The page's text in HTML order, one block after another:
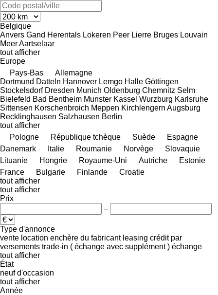
Belgique
Anvers Gand Herentals Lokeren Peer Lierre Bruges Louvain
MeerAartselaar
tout afficher
Europe
Pays-Bas
Allemagne
Dortmund Datteln Hannover Lemgo Halle Göttingen
Stockelsdorf Dresden Munich Oldenburg Chemnitz Selm
Bielefeld Bad Bentheim Munster Kassel Wurzburg Karlsruhe
Sittensen Korschenbroich Meppen Kirchlengern Augsburg
Recklinghausen Salzhausen Berlin
tout afficher
Pologne
République tchèque Suède
Espagne
Danemark
Italie Roumanie Norvège
Slovaquie
Lituanie
Hongrie Royaume-Uni Autriche
Estonie
France
Bulgarie Finlande
Croatie
tout afficher
tout afficher
Prix
–
Type d'annonce
vente location enchère du fabricant leasing crédit par
versements trade-in ( échange avec supplément ) échange
tout afficher
État
neuf d'occasion
tout afficher
Année